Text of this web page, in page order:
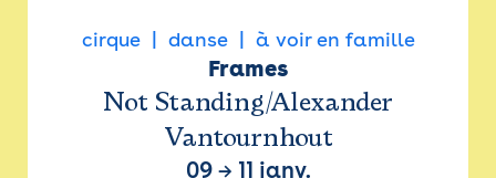
cirque danse à voir en famille
Frames
Not Standing/Alexander
Vantournhout
09→ 11 janv.